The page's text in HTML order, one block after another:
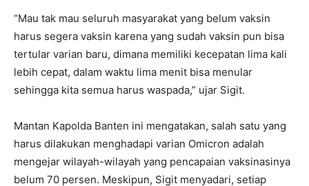
“Mau tak mau seluruh masyarakat yang belum vaksin
harus segera vaksin karena yang sudah vaksin pun bisa
tertular varian baru, dimana memiliki kecepatan lima kali
lebih cepat, dalam waktu lima menit bisa menular
sehingga kita semua harus waspada,” ujar Sigit.
Mantan Kapolda Banten ini mengatakan, salah satu yang
harus dilakukan menghadapi varian Omicron adalah
mengejar wilayah-wilayah yang pencapaian vaksinasinya
belum 70 persen. Meskipun, Sigit menyadari, setiap